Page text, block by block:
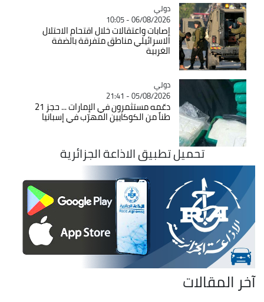
Catégorie
دولي
06/08/2026 - 10:05
إصابات واعتقالات خلال اقتحام الاحتلال
الاسرائيلي مناطق متفرقة بالضفة
الغربية
Catégorie
دولي
05/08/2026 - 21:41
دعّمه مستثمرون في الإمارات ... حجز 21
طناً من الكوكايين المهرّب في إسبانيا
تحميل تطبيق الاذاعة الجزائرية
آخر المقالات